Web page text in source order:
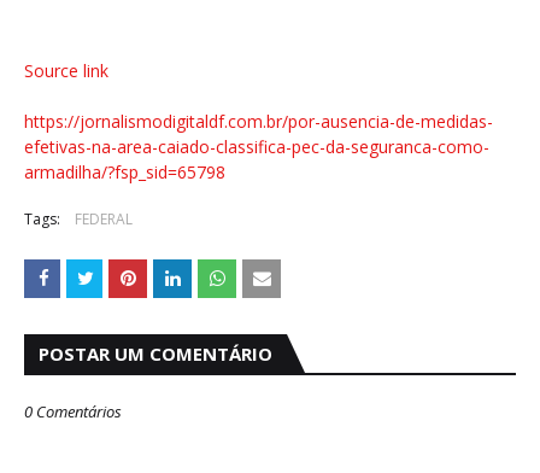
Source link
https://jornalismodigitaldf.com.br/por-ausencia-de-medidas-
efetivas-na-area-caiado-classifica-pec-da-seguranca-como-
armadilha/?fsp_sid=65798
Tags: FEDERAL
POSTAR UM COMENTÁRIO
0 Comentários